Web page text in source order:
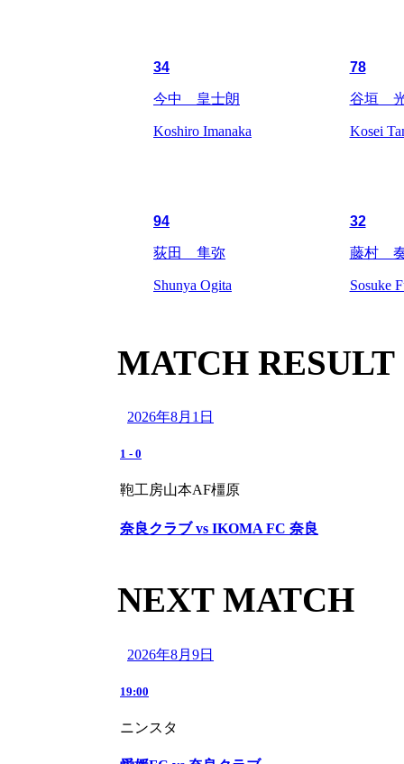
34
今中 皇士朗
Koshiro Imanaka
78
谷垣
Kosei
94
荻田 隼弥
Shunya Ogita
32
藤村
Sosuke
MATCH RESULT
2026年8月1日
1 - 0
鞄工房山本AF橿原
奈良クラブ vs IKOMA FC 奈良
NEXT MATCH
2026年8月9日
19:00
ニンスタ